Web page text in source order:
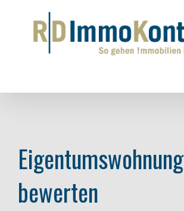
springen
Eigentumswohnung
bewerten